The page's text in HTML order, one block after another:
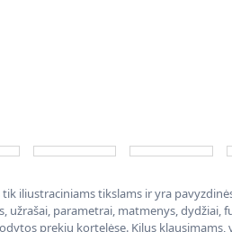
iliustraciniams tikslams ir yra
užrašai, parametrai, matmenys,
prekių kortelėse. Kilus